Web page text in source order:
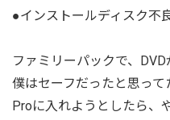
●インストールディスク不
ファミリーパックで、DVD
僕はセーフだったと思っ
Proに入れようとしたら、